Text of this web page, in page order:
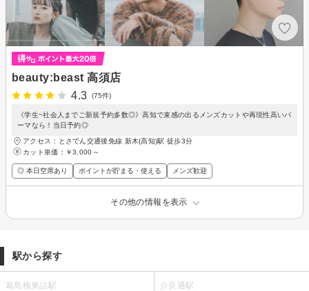
beauty:beast 高須店
4.3
(75件)
《学生~社会人までご新規予約多数◎》高知で束感の出るメンズカットや再現性高いパ
ーマなら！当日予約◎
アクセス：とさでん交通後免線 新木(高知)駅 徒歩3分
カット単価： ￥3,000～
◎ 本日空席あり ポイントが貯まる・使える メンズ歓迎
その他の情報を表示
駅から探す
葛島橋東詰駅 介良通駅